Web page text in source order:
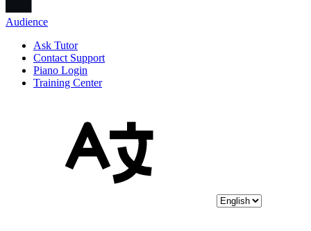
Audience
Ask Tutor
Contact Support
Piano Login
Training Center